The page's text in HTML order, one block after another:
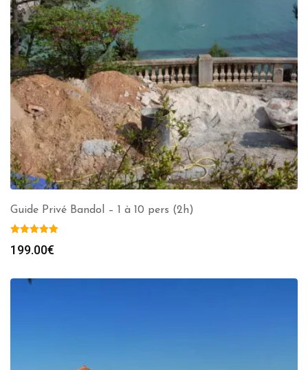
Guide Privé Bandol – 1 à 10 pers (2h)
199.00€